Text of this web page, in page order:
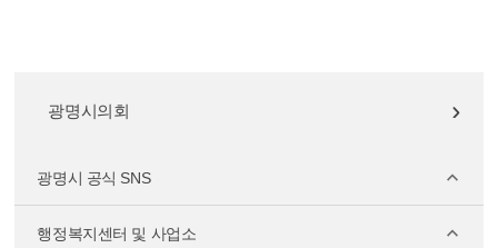
광명시의회
광명시 공식 SNS
행정복지센터 및 사업소